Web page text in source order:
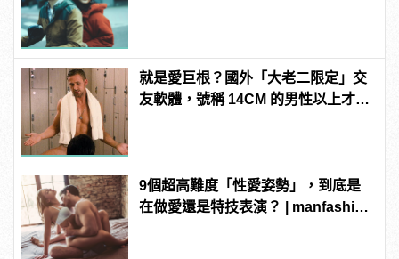
就是愛巨根？國外「大老二限定」交
友軟體，號稱 14CM 的男性以上才給
9個超高難度「性愛姿勢」，到底是
在做愛還是特技表演？ | manfashion